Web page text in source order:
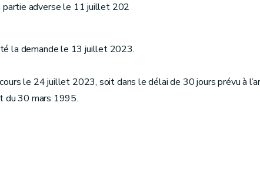
partie adverse le 11 juillet 202
la demande le 13 juillet 2023.
le 24 juillet 2023, soit dans le délai de 30 jours prévu à
du 30 mars 1995.